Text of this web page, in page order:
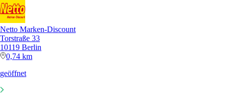
Netto Marken-Discount
Torstraße 33
10119 Berlin
0,74 km
geöffnet